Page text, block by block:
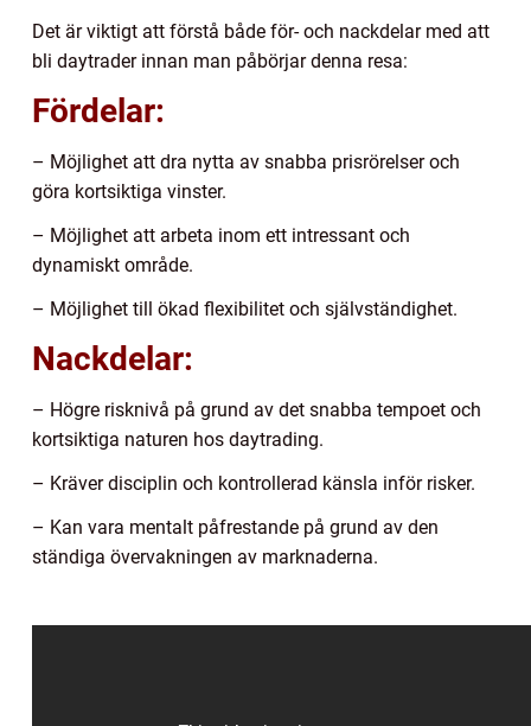
Det är viktigt att förstå både för- och nackdelar med att
bli daytrader innan man påbörjar denna resa:
Fördelar:
– Möjlighet att dra nytta av snabba prisrörelser och
göra kortsiktiga vinster.
– Möjlighet att arbeta inom ett intressant och
dynamiskt område.
– Möjlighet till ökad flexibilitet och självständighet.
Nackdelar:
– Högre risknivå på grund av det snabba tempoet och
kortsiktiga naturen hos daytrading.
– Kräver disciplin och kontrollerad känsla inför risker.
– Kan vara mentalt påfrestande på grund av den
ständiga övervakningen av marknaderna.